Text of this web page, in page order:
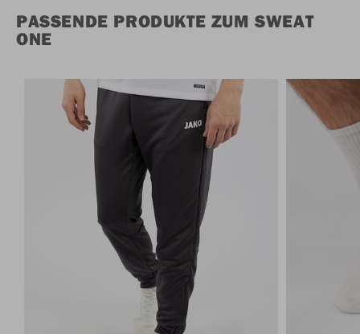
PASSENDE PRODUKTE ZUM SWEAT
ONE